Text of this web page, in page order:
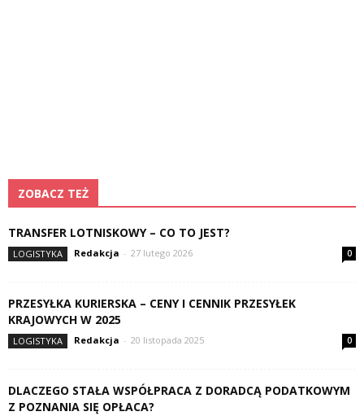
ZOBACZ TEŻ
TRANSFER LOTNISKOWY – CO TO JEST?
LOGISTYKA Redakcja - 27 lutego 2026 0
PRZESYŁKA KURIERSKA – CENY I CENNIK PRZESYŁEK
KRAJOWYCH W 2025
LOGISTYKA Redakcja - 20 listopada 2025 0
DLACZEGO STAŁA WSPÓŁPRACA Z DORADCĄ PODATKOWYM
Z POZNANIA SIĘ OPŁACA?